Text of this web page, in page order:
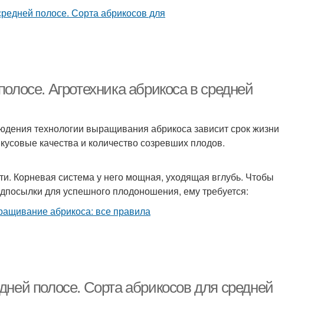
Агротехника абрикоса в средней
технологии выращивания абрикоса зависит срок жизни
качества и количество созревших плодов.
Корневая система у него мощная, уходящая вглубь. Чтобы
для успешного плодоношения, ему требуется:
полосе. Сорта абрикосов для средней